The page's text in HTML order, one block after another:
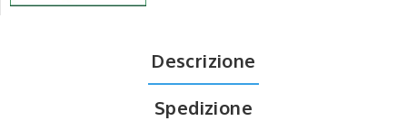
Descrizione
Spedizione